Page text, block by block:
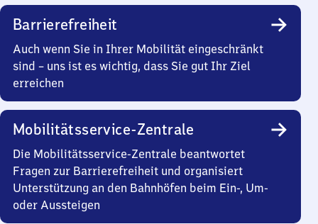
Barrierefreiheit
Auch wenn Sie in Ihrer Mobilität eingeschränkt
sind – uns ist es wichtig, dass Sie gut Ihr Ziel
erreichen
Mobilitätsservice-Zentrale
Die Mobilitätsservice-Zentrale beantwortet
Fragen zur Barrierefreiheit und organisiert
Unterstützung an den Bahnhöfen beim Ein-, Um-
oder Aussteigen